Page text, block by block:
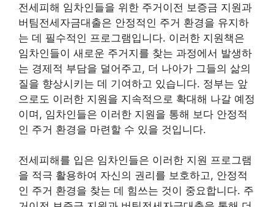
전세피해 임차인들을 위한 주거이전 보증금 지원과
버팀전세자금대출은 안정적인 주거 환경을 유지하
는 데 필수적인 프로그램입니다. 이러한 지원책은
임차인들이 새로운 주거지를 찾는 과정에서 발생하
는 경제적 부담을 덜어주고, 더 나아가 그들의 삶의
질을 향상시키는 데 기여하고 있습니다. 정부는 앞
으로도 이러한 지원을 지속적으로 확대해 나갈 예정
이며, 임차인들은 이러한 지원을 통해 보다 안정적
인 주거 환경을 마련할 수 있을 것입니다.
전세피해를 입은 임차인들은 이러한 지원 프로그램
을 적극 활용하여 자신의 권리를 보호하고, 안정적
인 주거 환경을 찾는 데 힘쓰는 것이 중요합니다. 주